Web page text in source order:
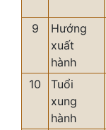
9
Hướng
xuất
hành
10
Tuổi
xung
hành